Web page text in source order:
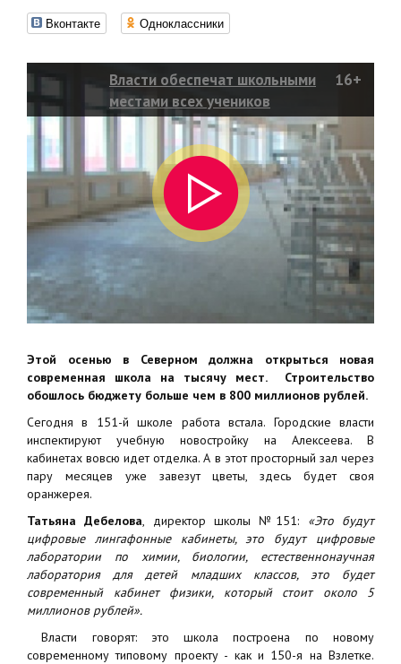
Вконтакте Одноклассники
Власти обеспечат школьными
местами всех учеников
Советского района
16+
Этой осенью в Северном должна открыться новая
современная школа на тысячу мест. Строительство
обошлось бюджету больше чем в 800 миллионов рублей.
Сегодня в 151-й школе работа встала. Городские власти
инспектируют учебную новостройку на Алексеева. В
кабинетах вовсю идет отделка. А в этот просторный зал через
пару месяцев уже завезут цветы, здесь будет своя
оранжерея.
Татьяна Дебелова, директор школы №151: «Это будут
цифровые лингафонные кабинеты, это будут цифровые
лаборатории по химии, биологии, естественнонаучная
лаборатория для детей младших классов, это будет
современный кабинет физики, который стоит около 5
миллионов рублей».
Власти говорят: это школа построена по новому
современному типовому проекту - как и 150-я на Взлетке.